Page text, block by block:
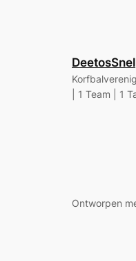
DeetosSnel
| 1 Team | 1
Ontworpen